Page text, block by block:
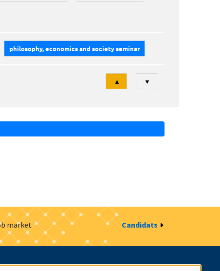
philosophy, economics and society seminar
Tri
▲ ▼
market Candidats
des cookies Intranet